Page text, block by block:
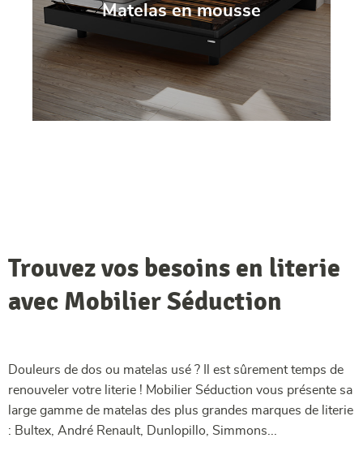
Matelas en mousse
Trouvez vos besoins en literie
avec Mobilier Séduction
Douleurs de dos ou matelas usé ? Il est sûrement temps de
renouveler votre literie ! Mobilier Séduction vous présente sa
large gamme de matelas des plus grandes marques de literie
: Bultex, André Renault, Dunlopillo, Simmons...